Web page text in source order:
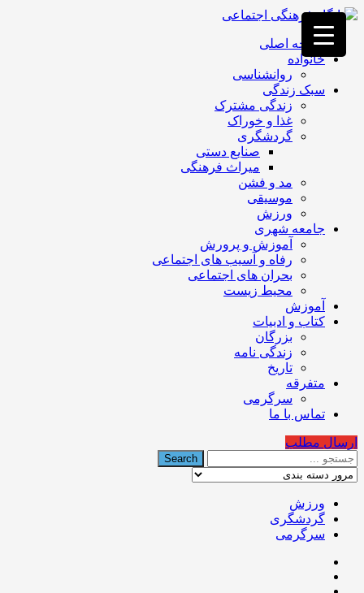
فصد
خون
غرب
تهران
خشکشویی
تصفیه
تهران
صفحه اصلی
خانواده
روانشناسی
سبک زندگی
زندگی مشترک
غذا و خوراک
گردشگری
صنایع دستی
میراث فرهنگی
مد و فشن
موسیقی
ورزش
جامعه شهری
آموزش و پرورش
رفاه و آسیب های اجتماعی
بحران های اجتماعی
محیط زیست
آموزش
کتاب و ادبیات
بزرگان
زندگی نامه
تاریخ
متفرقه
سرگرمی
تماس با ما
ارسال مطلب
ورزش
گردشگری
سرگرمی